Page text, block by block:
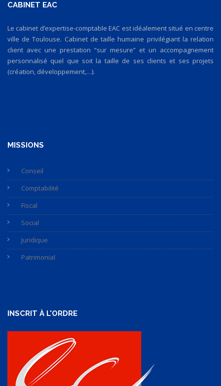
CABINET EAC
Le cabinet d’expertise-comptable EAC est idéalement situé en centre
ville de Toulouse. Cabinet de taille humaine privilégiant la relation
client avec une prestation “sur mesure” et un accompagnement
personnalisé quel que soit la taille de ses clients et ses projets
(création, développement,…).
MISSIONS
Conseil
Comptabilité
Fiscal
Social
Juridique
Patrimonial
INSCRIT À L'ORDRE